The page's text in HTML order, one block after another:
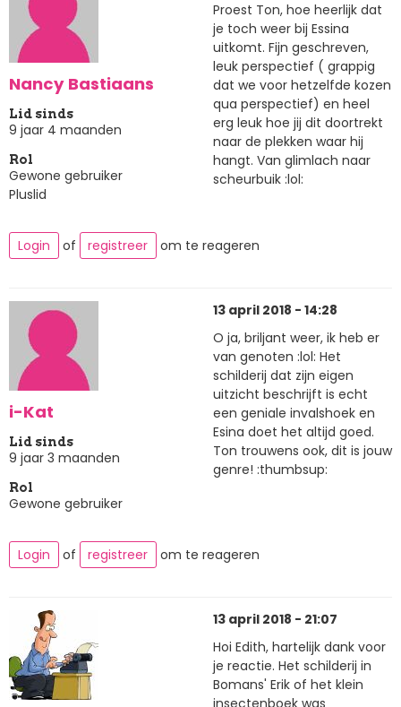
Nancy Bastiaans
Lid sinds
9 jaar 4 maanden
Rol
Gewone gebruiker
Pluslid
Proest Ton, hoe heerlijk dat
je toch weer bij Essina
uitkomt. Fijn geschreven,
leuk perspectief ( grappig
dat we voor hetzelfde kozen
qua perspectief) en heel
erg leuk hoe jij dit doortrekt
naar de plekken waar hij
hangt. Van glimlach naar
scheurbuik :lol:
Login of registreer om te reageren
i-Kat
Lid sinds
9 jaar 3 maanden
Rol
Gewone gebruiker
13 april 2018 - 14:28
O ja, briljant weer, ik heb er
van genoten :lol: Het
schilderij dat zijn eigen
uitzicht beschrijft is echt
een geniale invalshoek en
Esina doet het altijd goed.
Ton trouwens ook, dit is jouw
genre! :thumbsup:
Login of registreer om te reageren
13 april 2018 - 21:07
Hoi Edith, hartelijk dank voor
je reactie. Het schilderij in
Bomans' Erik of het klein